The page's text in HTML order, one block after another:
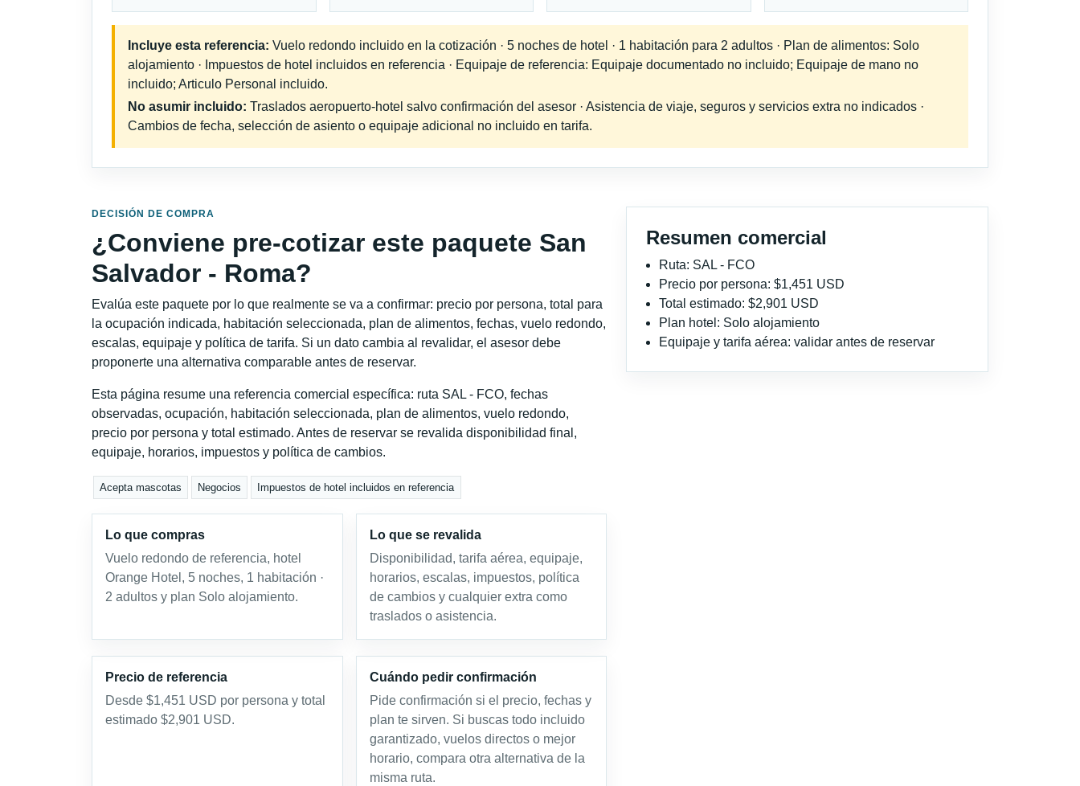
Incluye esta referencia: Vuelo redondo incluido en la cotización · 5 noches de hotel · 1 habitación para 2 adultos · Plan de alimentos: Solo
alojamiento · Impuestos de hotel incluidos en referencia · Equipaje de referencia: Equipaje documentado no incluido; Equipaje de mano no
incluido; Articulo Personal incluido.
No asumir incluido: Traslados aeropuerto-hotel salvo confirmación del asesor · Asistencia de viaje, seguros y servicios extra no indicados ·
Cambios de fecha, selección de asiento o equipaje adicional no incluido en tarifa.
DECISIÓN DE COMPRA
¿Conviene pre-cotizar este paquete San
Salvador - Roma?
Evalúa este paquete por lo que realmente se va a confirmar: precio por persona, total para
la ocupación indicada, habitación seleccionada, plan de alimentos, fechas, vuelo redondo,
escalas, equipaje y política de tarifa. Si un dato cambia al revalidar, el asesor debe
proponerte una alternativa comparable antes de reservar.
Esta página resume una referencia comercial específica: ruta SAL - FCO, fechas
observadas, ocupación, habitación seleccionada, plan de alimentos, vuelo redondo,
precio por persona y total estimado. Antes de reservar se revalida disponibilidad final,
equipaje, horarios, impuestos y política de cambios.
Acepta mascotas Negocios Impuestos de hotel incluidos en referencia
Lo que compras
Vuelo redondo de referencia, hotel
Orange Hotel, 5 noches, 1 habitación ·
2 adultos y plan Solo alojamiento.
Lo que se revalida
Disponibilidad, tarifa aérea, equipaje,
horarios, escalas, impuestos, política
de cambios y cualquier extra como
traslados o asistencia.
Precio de referencia
Desde $1,451 USD por persona y total
estimado $2,901 USD.
Cuándo pedir confirmación
Pide confirmación si el precio, fechas y
plan te sirven. Si buscas todo incluido
garantizado, vuelos directos o mejor
horario, compara otra alternativa de la
misma ruta.
Resumen comercial
Ruta: SAL - FCO
Precio por persona: $1,451 USD
Total estimado: $2,901 USD
Plan hotel: Solo alojamiento
Equipaje y tarifa aérea: validar antes de reservar